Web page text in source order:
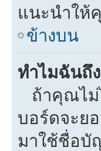
แนะนำให้
ข้างบน
ทำไมฉันถึ
ถ้าคุณไม่
บอร์ดจะย
มาใช้ชื่อบั